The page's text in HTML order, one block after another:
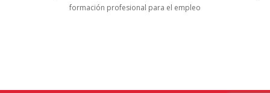
formación profesional para el empleo